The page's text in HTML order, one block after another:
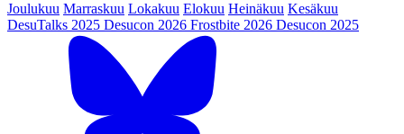
Joulukuu Marraskuu Lokakuu Elokuu Heinäkuu Kesäkuu
DesuTalks 2025 Desucon 2026 Frostbite 2026 Desucon 2025